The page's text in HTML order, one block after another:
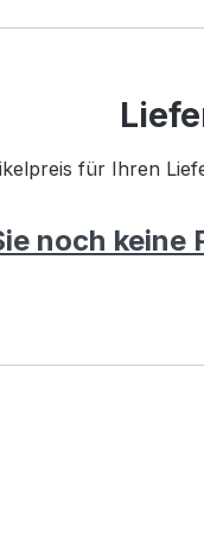
für Ihren
noch keine